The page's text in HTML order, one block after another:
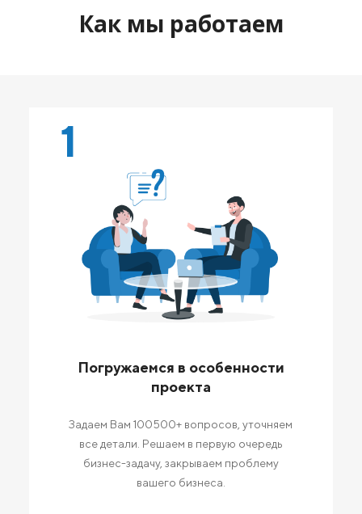
Как мы работаем
1
Погружаемся в особенности
проекта
Задаем Вам 100500+ вопросов, уточняем
все детали. Решаем в первую очередь
бизнес-задачу, закрываем проблему
вашего бизнеса.